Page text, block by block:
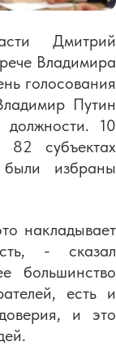
Дмитрий
Владимира
голосования
Путин
10
82 субъектах
избраны
накладывает
- сказал
большинство
есть и
и это